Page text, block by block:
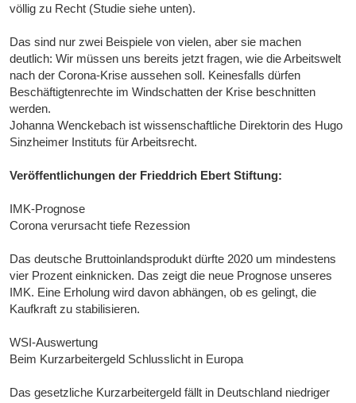
völlig zu Recht (Studie siehe unten).
Das sind nur zwei Beispiele von vielen, aber sie machen
deutlich: Wir müssen uns bereits jetzt fragen, wie die Arbeitswelt
nach der Corona-Krise aussehen soll. Keinesfalls dürfen
Beschäftigtenrechte im Windschatten der Krise beschnitten
werden.
Johanna Wenckebach ist wissenschaftliche Direktorin des Hugo
Sinzheimer Instituts für Arbeitsrecht.
Veröffentlichungen der Frieddrich Ebert Stiftung:
IMK-Prognose
Corona verursacht tiefe Rezession
Das deutsche Bruttoinlandsprodukt dürfte 2020 um mindestens
vier Prozent einknicken. Das zeigt die neue Prognose unseres
IMK. Eine Erholung wird davon abhängen, ob es gelingt, die
Kaufkraft zu stabilisieren.
WSI-Auswertung
Beim Kurzarbeitergeld Schlusslicht in Europa
Das gesetzliche Kurzarbeitergeld fällt in Deutschland niedriger